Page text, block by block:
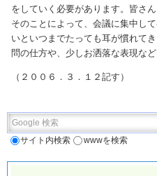
をしていく必要があります。皆さ
そのことによって、会議に集中し
いといつまでたっても耳が慣れて
問の仕方や、少しお洒落な表現な
（２００６．３．１２記す）
Google 検索
サイト内検索 wwwを検索